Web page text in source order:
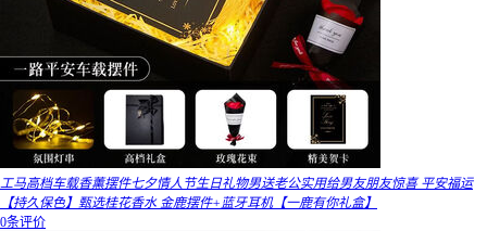
工马高档车载香薰摆件七夕情人节生日礼物男送老公实用给男友朋友惊喜 平安福运
【持久保色】甄选桂花香水 金鹿摆件+蓝牙耳机【一鹿有你礼盒】
0条评价